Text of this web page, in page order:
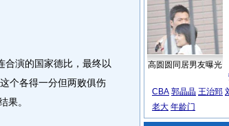
演的国家德比，最终以
个各得一分但两败俱伤
果。
高圆圆同居男友曝光
CBA 郭晶晶 王治郅
老大 年龄门